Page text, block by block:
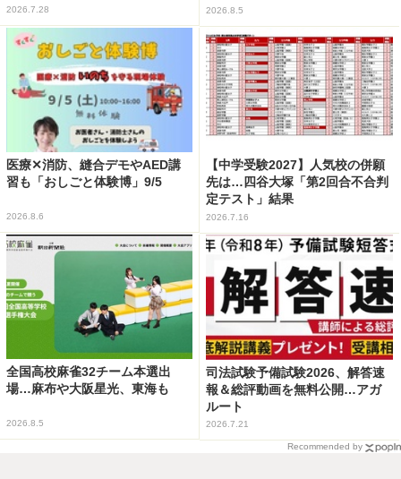
2026.7.28 2026.8.5
医療✕消防、縫合デモやAED講
習も「おしごと体験博」9/5
2026.8.6
【中学受験2027】人気校の併願
先は…四谷大塚「第2回合不合判
定テスト」結果
2026.7.16
全国高校麻雀32チーム本選出
場…麻布や大阪星光、東海も
2026.8.5
司法試験予備試験2026、解答速
報＆総評動画を無料公開…アガ
ルート
2026.7.21
Recommended by